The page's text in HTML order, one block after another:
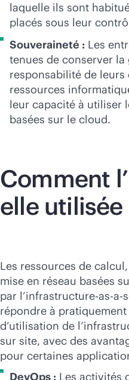
laquelle ils sont
placés sous leur
Souveraineté : Les
tenues de conserver
responsabilité de leurs
ressources
leur capacité à utiliser
basées sur le cloud.
Comment
elle utilisée
Les ressources de
mise en réseau basées
par l’infrastructure-as-a-
répondre à
d’utilisation de
sur site, avec des
pour certaines
DevOps : Les activités